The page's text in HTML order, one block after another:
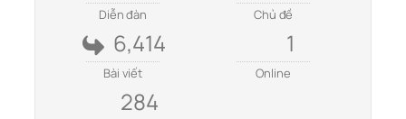
Diễn đàn Chủ đề
6,414
Bài viết
1
Online
284